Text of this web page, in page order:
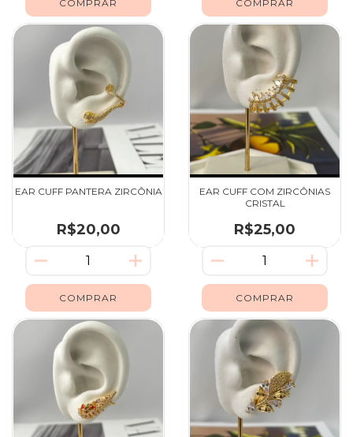
EAR CUFF PANTERA ZIRCÔNIA
R$20,00
EAR CUFF COM ZIRCÔNIAS
CRISTAL
R$25,00